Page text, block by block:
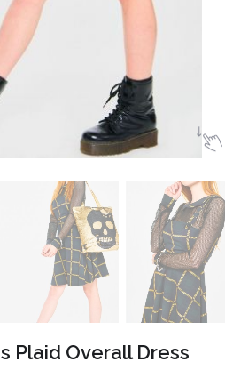
Plaid Overall Dress